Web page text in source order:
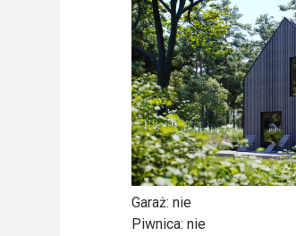
Garaż: nie
Piwnica: nie